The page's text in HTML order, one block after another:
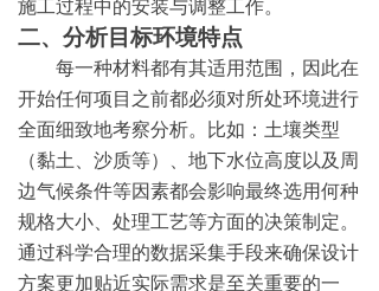
施工过程中的安装与调整工作。
二、分析目标环境特点
每一种材料都有其适用范围，因此在
开始任何项目之前都必须对所处环境进行
全面细致地考察分析。比如：土壤类型
（黏土、沙质等）、地下水位高度以及周
边气候条件等因素都会影响最终选用何种
规格大小、处理工艺等方面的决策制定。
通过科学合理的数据采集手段来确保设计
方案更加贴近实际需求是至关重要的一